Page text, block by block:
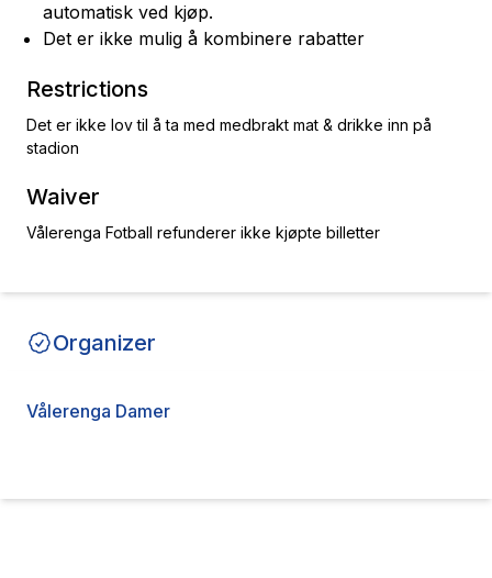
automatisk ved kjøp.
Det er ikke mulig å kombinere rabatter
Restrictions
Det er ikke lov til å ta med medbrakt mat & drikke inn på
stadion
Waiver
Vålerenga Fotball refunderer ikke kjøpte billetter
Organizer
Vålerenga Damer